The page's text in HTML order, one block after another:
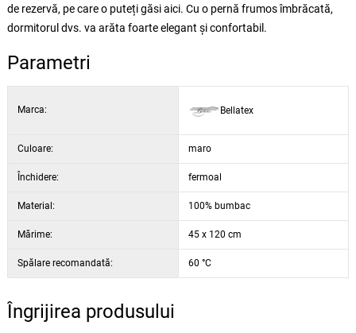
de rezervă, pe care o puteți găsi aici. Cu o pernă frumos îmbrăcată,
dormitorul dvs. va arăta foarte elegant și confortabil.
Parametri
Marca: Bellatex
Culoare: maro
Închidere: fermoal
Material: 100% bumbac
Mărime: 45 x 120 cm
Spălare recomandată: 60 °C
Îngrijirea produsului